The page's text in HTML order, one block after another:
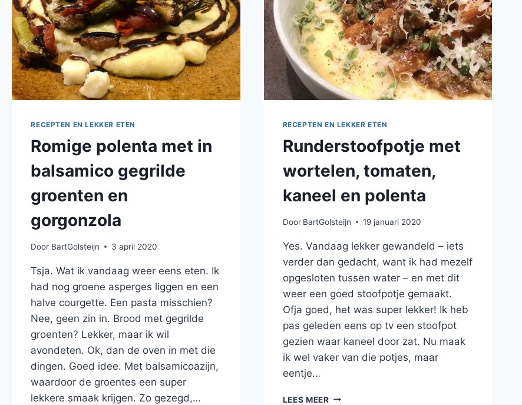
RECEPTEN EN LEKKER ETEN
Romige polenta met in
balsamico gegrilde
groenten en
gorgonzola
Door BartGolsteijn 3 april 2020
Tsja. Wat ik vandaag weer eens eten. Ik
had nog groene asperges liggen en een
halve courgette. Een pasta misschien?
Nee, geen zin in. Brood met gegrilde
groenten? Lekker, maar ik wil
avondeten. Ok, dan de oven in met die
dingen. Goed idee. Met balsamicoazijn,
waardoor de groentes een super
lekkere smaak krijgen. Zo gezegd,…
RECEPTEN EN LEKKER ETEN
Runderstoofpotje met
wortelen, tomaten,
kaneel en polenta
Door BartGolsteijn 19 januari 2020
Yes. Vandaag lekker gewandeld – iets
verder dan gedacht, want ik had mezelf
opgesloten tussen water – en met dit
weer een goed stoofpotje gemaakt.
Ofja goed, het was super lekker! Ik heb
pas geleden eens op tv een stoofpot
gezien waar kaneel door zat. Nu maak
ik wel vaker van die potjes, maar
eentje…
LEES MEERRUNDERSTOOFPOTJE